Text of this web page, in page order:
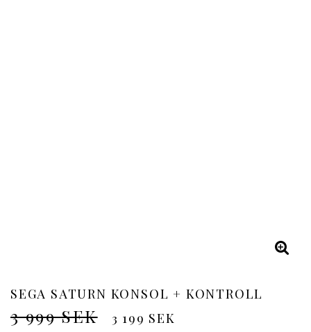
SEGA SATURN KONSOL + KONTROLL
3 999 SEK 3 199 SEK